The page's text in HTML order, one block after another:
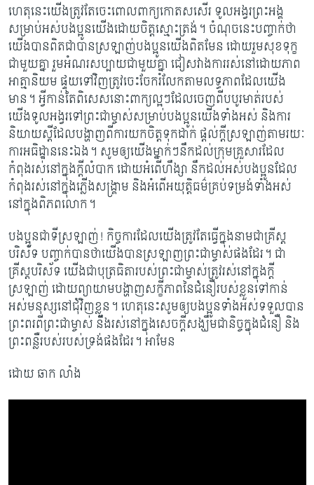
ហេតុនេះយើងត្រូវតែចេះពោលពាក្យកោតសសើរ ទូលអង្វរព្រះអង្គ
សម្រាប់អស់បងប្អូនយើងដោយចិត្តស្មោះត្រង់។ ចំណុចនេះបញ្ចាក់ថា
យើងបានពិតជាបានស្រឡាញ់បងប្អូនយើងពិតមែន ដោយរួមសុខទុក្ខ
ជាមួយគ្នា រួមអំណរសប្បាយជាមួយគ្នា ជៀសវាងការរស់នៅដោយភាព
អាត្មានិយម ផ្ទុយទៅវិញត្រូវចេះចែករំលែកតាមលទ្ធភាពដែលយើង
មាន។ អ្វីកាន់តែពិសេសនោះពាក្យល្អៗដែលចេញពីបបូរមាត់របស់
យើងទូលអង្វរទៅព្រះជាម្ចាស់សម្រាប់បងប្អូនយើងទាំងអស់ និងការ
និយាយស្តីដែលបង្ហាញពីការយកចិត្តទុកដាក់ ផ្តល់ក្តីស្រឡាញ់តាមរយៈ
ការអធិដ្ឋាននេះឯង។ សូមឲ្យយើងម្នាក់ៗនឹកដល់ក្រុមគ្រួសារដែល
កំពុងរស់នៅក្នុងក្តីលំបាក ដោយអំពើហឹង្សា នឹកដល់អស់បងប្អូនដែល
កំពុងរស់នៅក្នុងភ្លើងសង្គ្រាម និងអំពើអយុត្តិធម៌គ្រប់ទម្រង់ទាំងអស់
នៅក្នុងពិភពលោក។
បងប្អូនជាទីស្រឡាញ់! កិច្ចការដែលយើងត្រូវតែធ្វើក្នុងនាមជាគ្រីស្ត
បរិស័ទ បញ្ចាក់បានថាយើង​បានស្រឡាញព្រះជាម្ចាស់ផងដែរ។ ជា
គ្រីស្តបរិស័ទ យើងជាបុត្រធិតារបស់ព្រះជាម្ចាស់ត្រូវរស់នៅក្នុងក្តី
ស្រឡាញ់ ដោយព្យាយាមបង្ហាញសក្ខីភាពនៃជំនឿរបស់ខ្លួនទៅកាន់
អស់មនុស្សនៅជុំវិញខ្លួន។ ហេតុនេះសូមឲ្យបងប្អូនទាំងអស់ទទួលបាន
ព្រះពរពីព្រះជាម្ចាស់​ នឹងរស់នៅក្នុងសេចក្តីសង្ឃឹមជានិច្ចក្នុងជំនឿ​ និង
ព្រះពន្លឺរបស់របស់ទ្រង់ផងដែរ។ អាមែន
ដោយ ឆាក លាំង